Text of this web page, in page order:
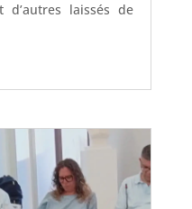
laissés de